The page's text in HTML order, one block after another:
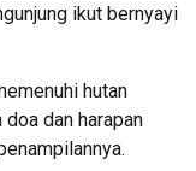
ikut bernyayi
hutan
dan harapan